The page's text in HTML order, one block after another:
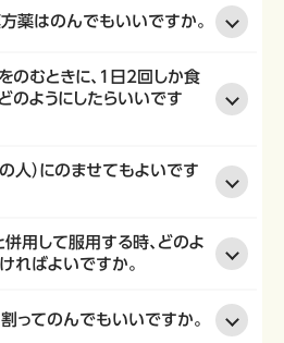
薬はのんでもいいですか。
のむときに、1日2回しか食
のようにしたらいいです
人）にのませてもよいです
用して服用する時、どのよ
ればよいですか。
ってのんでもいいですか。